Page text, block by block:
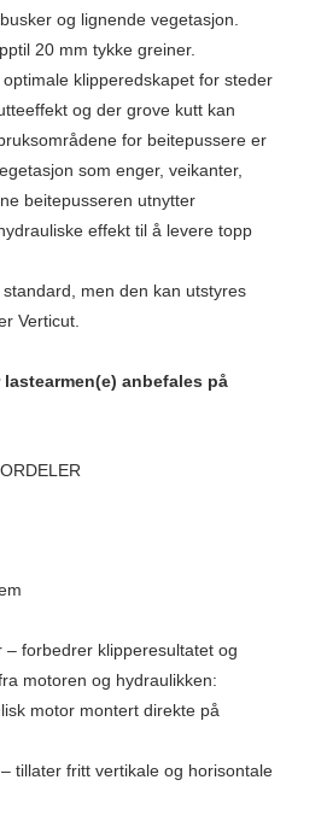
og lignende vegetasjon.
20 mm tykke greiner.
klipperedskapet for steder
og der grove kutt kan
for beitepussere er
som enger, veikanter,
beitepusseren utnytter
effekt til å levere topp
men den kan utstyres
Verticut.
anbefales på
– forbedrer klipperesultatet og
motoren og hydraulikken:
motor montert direkte på
tillater fritt vertikale og horisontale